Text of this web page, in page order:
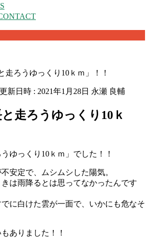
走ろうゆっくり10ｋｍ」！！
新日時 : 2021年1月28日 永瀬 良輔
走ろうゆっくり10ｋ
ゆっくり10ｋｍ」でした！！
安定で、ムシムシした陽気。
は雨降るとは思ってなかったんです
に白けた雲が一面で、いかにも危なそ
ありました！！